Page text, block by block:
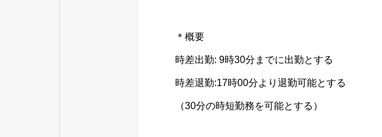
＊概要
時差出勤: 9時30分までに出勤とする
時差退勤:17時00分より退勤可能とする
（30分の時短勤務を可能とする）